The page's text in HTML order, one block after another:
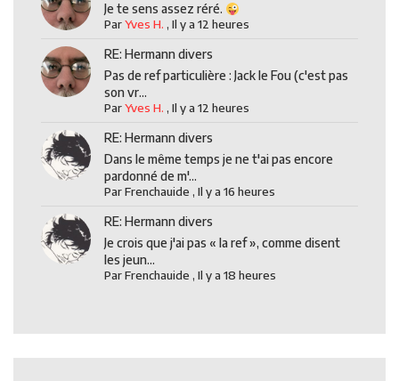
Je te sens assez réré.
ParYves H. ,Il y a 12 heures
RE: Hermann divers
Pas de ref particulière : Jack le Fou (c'est pas
son vr...
ParYves H. ,Il y a 12 heures
RE: Hermann divers
Dans le même temps je ne t'ai pas encore
pardonné de m'...
ParFrenchauide ,Il y a 16 heures
RE: Hermann divers
Je crois que j'ai pas « la ref », comme disent
les jeun...
ParFrenchauide ,Il y a 18 heures